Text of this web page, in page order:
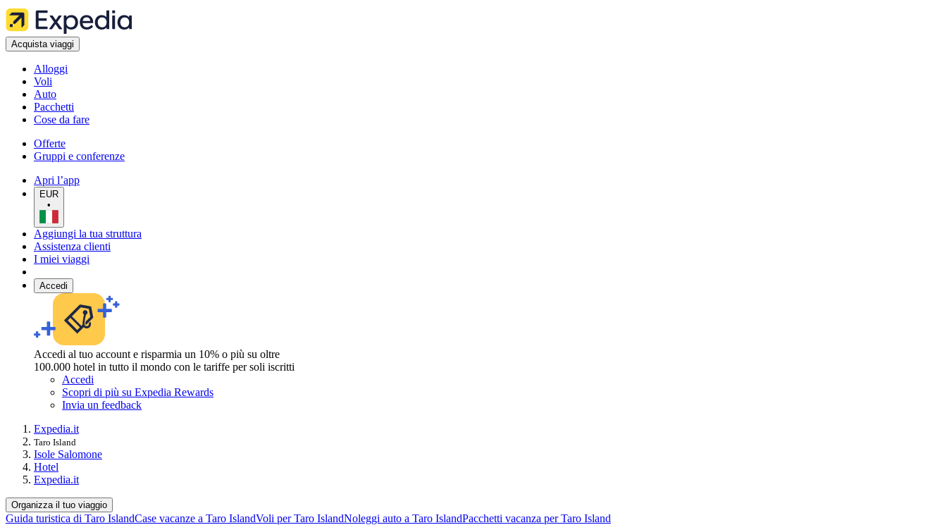
Acquista viaggi
Alloggi
Voli
Auto
Pacchetti
Cose da fare
Offerte
Gruppi e conferenze
Apri l’app
EUR
•
Aggiungi la tua struttura
Assistenza clienti
I miei viaggi
Accedi
Accedi al tuo account e risparmia un 10% o più su oltre
100.000 hotel in tutto il mondo con le tariffe per soli iscritti
Accedi
Scopri di più su Expedia Rewards
Invia un feedback
Expedia.it
Taro Island
Isole Salomone
Hotel
Expedia.it
Organizza il tuo viaggio
Guida turistica di Taro IslandCase vacanze a Taro IslandVoli per Taro IslandNoleggi auto a Taro IslandPacchetti vacanza per Taro Island